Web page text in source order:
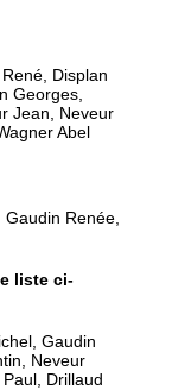
Displan
Georges,
Jean, Neveur
Abel
Renée,
liste ci-
Gaudin
Neveur
Drillaud